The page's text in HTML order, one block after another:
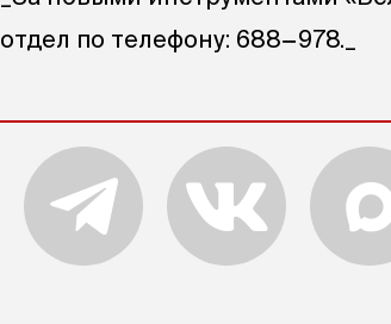
отдел по телефону: 688−978._